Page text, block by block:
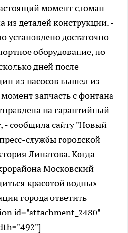
момент сломан -
из деталей конструкции. -
установлено достаточно
оборудование, но
дней после
из насосов вышел из
запчасть с фонтана
на гарантийный
- сообщила сайту "Новый
службы городской
Липатова. Когда
Московский
красотой водных
города ответить
id="attachment_2480"